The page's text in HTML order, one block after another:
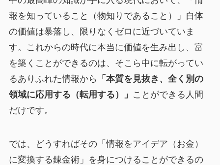
報を知っていること（物知りであること）」自体
の価値は暴落し、限りなくゼロに近づいていま
す。これからの時代に本当に価値を生み出し、富
を築くことができるのは、そこら中に転がってい
るありふれた情報から
「本質を見抜き、全く別の
領域に応用する（転用する）」 ことができる人間
だけです。
では、どうすればその「情報をアイデア（お金）
に変換する錬金術」を身につけることができるの